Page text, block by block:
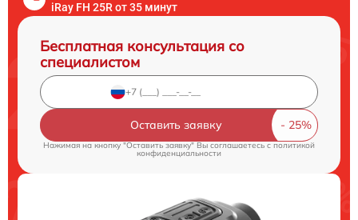
iRay FH 25R от 35 минут
Бесплатная консультация со
специалистом
Оставить заявку
Нажимая на кнопку "Оставить заявку" Вы соглашаетесь cполитикой
конфиденциальности